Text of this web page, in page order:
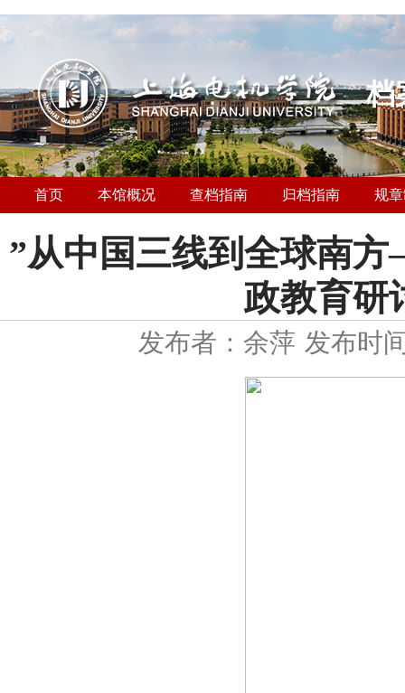
档
首页 本馆概况 查档指南 归档指南 规
”从中国三线到全球南
政教育研
发布者：余萍 发布时